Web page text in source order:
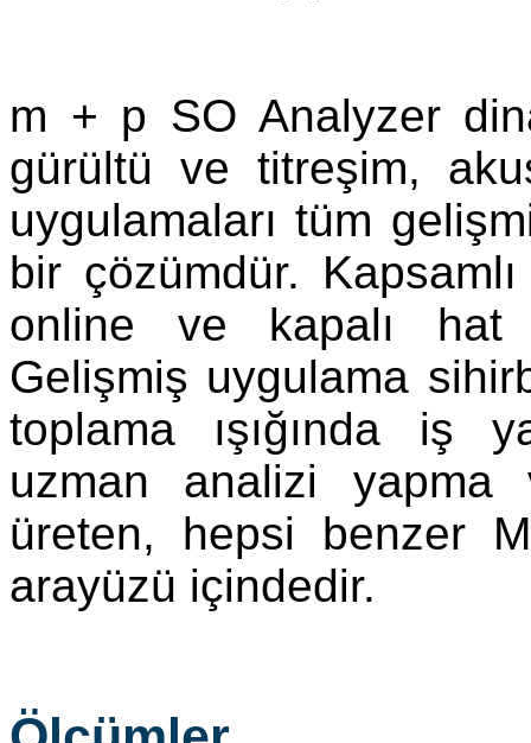
m + p SO Analyzer
gürültü ve titreşim,
uygulamaları tüm
bir çözümdür.
online ve kapalı hat
Gelişmiş uygulama
toplama ışığında iş
uzman analizi yapma
üreten, hepsi benzer
arayüzü içindedir.